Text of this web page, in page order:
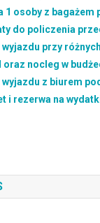
1 osoby z
do policzenia
przy
nocleg w
z biurem
i rezerwa na